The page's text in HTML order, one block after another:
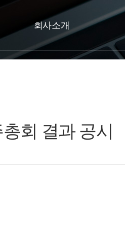
회사소개
회 결과 공시